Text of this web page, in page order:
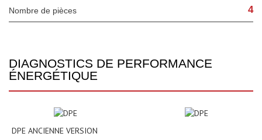
Nombre de pièces 4
DIAGNOSTICS DE PERFORMANCE
ÉNERGÉTIQUE
DPE ANCIENNE VERSION